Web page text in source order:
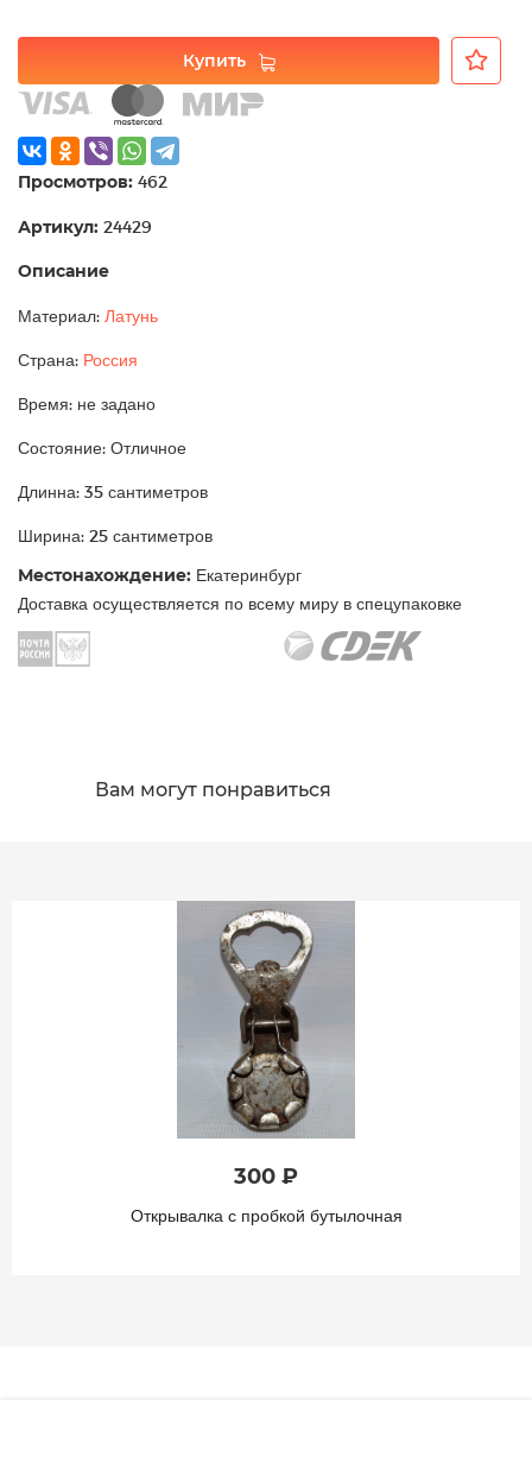
Купить
Просмотров: 462
Артикул: 24429
Описание
Материал: Латунь
Страна: Россия
Время: не задано
Состояние: Отличное
Длинна: 35 сантиметров
Ширина: 25 сантиметров
Местонахождение: Екатеринбург
Доставка осуществляется по всему миру в спецупаковке
Вам могут понравиться
7 000 ₽
Подсвечник Путти с флейтой